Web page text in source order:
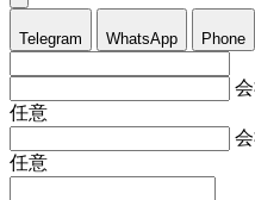
Telegram WhatsApp Phone
任意
任意